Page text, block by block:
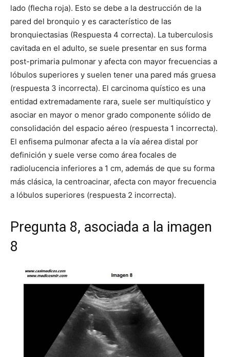
lado (flecha roja). Esto se debe a la destrucción de la
pared del bronquio y es característico de las
bronquiectasias (Respuesta 4 correcta). La tuberculosis
cavitada en el adulto, se suele presentar en sus forma
post-primaria pulmonar y afecta con mayor frecuencias a
lóbulos superiores y suelen tener una pared más gruesa
(respuesta 3 incorrecta). El carcinoma quístico es una
entidad extremadamente rara, suele ser multiquístico y
asociar en mayor o menor grado componente sólido de
consolidación del espacio aéreo (respuesta 1 incorrecta).
El enfisema pulmonar afecta a la vía aérea distal por
definición y suele verse como área focales de
radiolucencia inferiores a 1 cm, además de que su forma
más clásica, la centroacinar, afecta con mayor frecuencia
a lóbulos superiores (respuesta 2 incorrecta).
Pregunta 8, asociada a la imagen
8